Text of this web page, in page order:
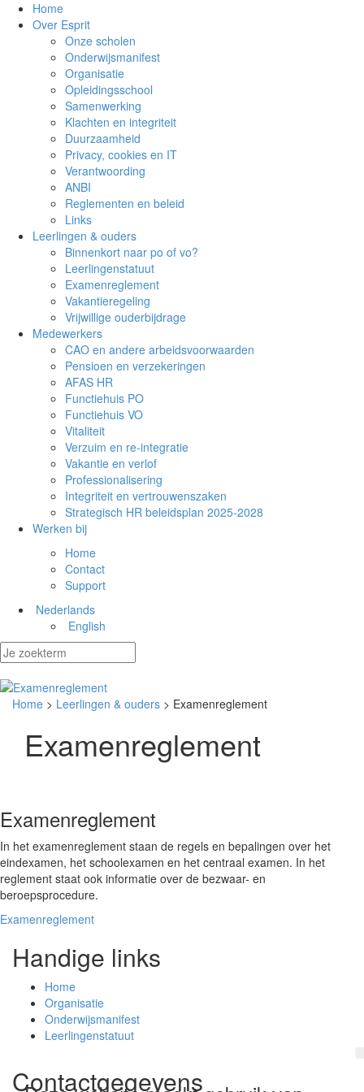
Home
Over Esprit
Onze scholen
Onderwijsmanifest
Organisatie
Opleidingsschool
Samenwerking
Klachten en integriteit
Duurzaamheid
Privacy, cookies en IT
Verantwoording
ANBI
Reglementen en beleid
Links
Leerlingen & ouders
Binnenkort naar po of vo?
Leerlingenstatuut
Examenreglement
Vakantieregeling
Vrijwillige ouderbijdrage
Medewerkers
CAO en andere arbeidsvoorwaarden
Pensioen en verzekeringen
AFAS HR
Functiehuis PO
Functiehuis VO
Vitaliteit
Verzuim en re-integratie
Vakantie en verlof
Professionalisering
Integriteit en vertrouwenszaken
Strategisch HR beleidsplan 2025-2028
Werken bij
Home
Contact
Support
Nederlands
English
Home > Leerlingen & ouders > Examenreglement
Examenreglement
Examenreglement
In het examenreglement staan de regels en bepalingen over het
eindexamen, het schoolexamen en het centraal examen. In het
reglement staat ook informatie over de bezwaar- en
beroepsprocedure.
Examenreglement
Handige links
Home
Organisatie
Onderwijsmanifest
Leerlingenstatuut
Contactgegevens